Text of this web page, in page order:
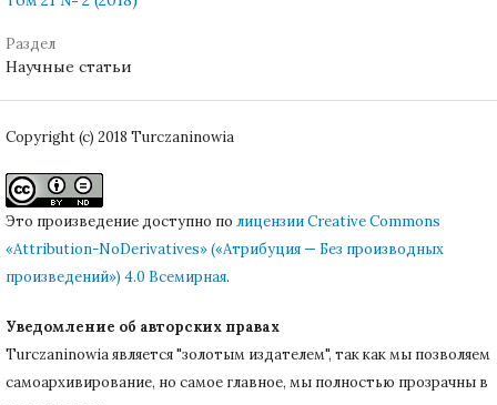
Раздел
Научные статьи
Copyright (c) 2018 Turczaninowia
Это произведение доступно по лицензии Creative Commons
«Attribution-NoDerivatives» («Атрибуция — Без производных
произведений») 4.0 Всемирная.
Уведомление об авторских правах
Turczaninowiа является "золотым издателем", так как мы позволяем
самоархивирование, но самое главное, мы полностью прозрачны в